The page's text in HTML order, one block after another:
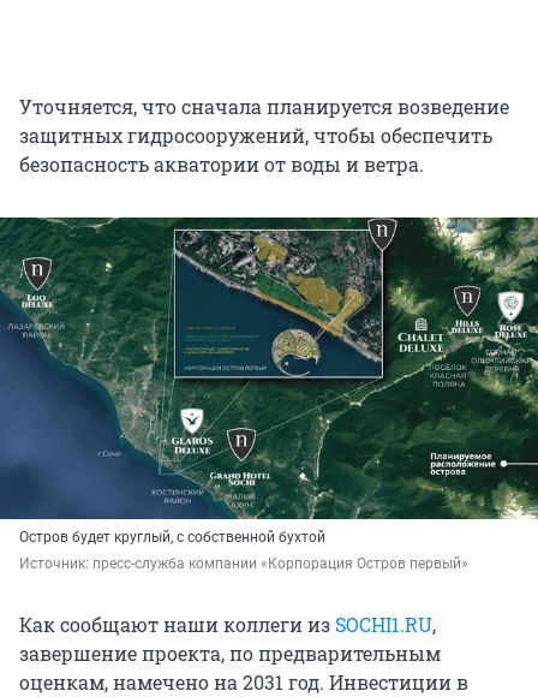
Уточняется, что сначала планируется возведение
защитных гидросооружений, чтобы обеспечить
безопасность акватории от воды и ветра.
Остров будет круглый, с собственной бухтой
Источник: пресс-служба компании «Корпорация Остров первый»
Как сообщают наши коллеги из SOCHI1.RU,
завершение проекта, по предварительным
оценкам, намечено на 2031 год. Инвестиции в